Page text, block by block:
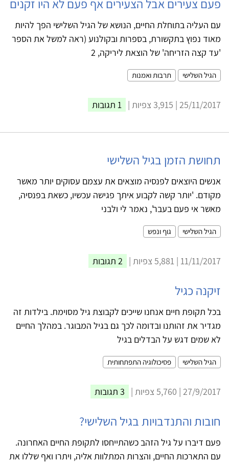
פעם צעירים אבל הצעירים אף פעם לא היו זקנים
עם העליה בתוחלת החיים, הנושא של הגיל השלישי הפך להיות
מאוד נפוץ בתקשורת, בספרות ובקולנוע (ראה למשל את הספר
'עד קצה הזריחה' של הוצאת ליריקה, 2
הגיל השלישי תרבות ואמנות
25/11/2017 | 3,915 צפיות | 1 תגובות
תחושת הזמן בגיל השלישי
אנשים היוצאים לפנסיה מוצאים את עצמם עסוקים יותר מאשר
מקודם. 'יותר קשה לקבוע איתך פגישה עכשיו, כשאת בפנסיה,
מאשר אי פעם בעבר', נאמר לי ולבני
הגיל השלישי גוף ונפש
11/11/2017 | 5,881 צפיות | 2 תגובות
זיקנה כגיל
בכל תקופת חיים אנחנו שייכים לקבוצת גיל מסוימת. בילדות זה
מגדיר את זהותנו ובדומה לכך גם בגיל המבוגר. במהלך החיים
לא שמים דגש על הבדלים בגיל
הגיל השלישי פסיכולוגיה התפתחותית
27/9/2017 | 5,760 צפיות | 3 תגובות
חובות והתנדבויות בגיל השלישי?
פעם דיברו על גיל הזהב כשהתייחסו לתקופת החיים האחרונה.
עם התארכות החיים, והצרות המתלוות אליה, ויתרו ואף שללו את